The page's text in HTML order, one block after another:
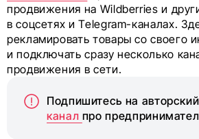
продвижения на Wildberries и
в соцсетях и Telegram-каналах.
рекламировать товары со своего
и подключать сразу несколько
продвижения в сети.
Подпишитесь на авторский
канал про